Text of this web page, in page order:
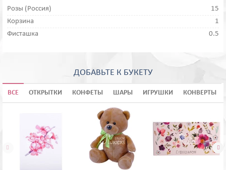
Розы (Россия)
15
Корзина
1
Фисташка
0.5
ДОБАВЬТЕ К БУКЕТУ
ВСЕ ОТКРЫТКИ КОНФЕТЫ ШАРЫ ИГРУШКИ КОНВЕРТЫ
 